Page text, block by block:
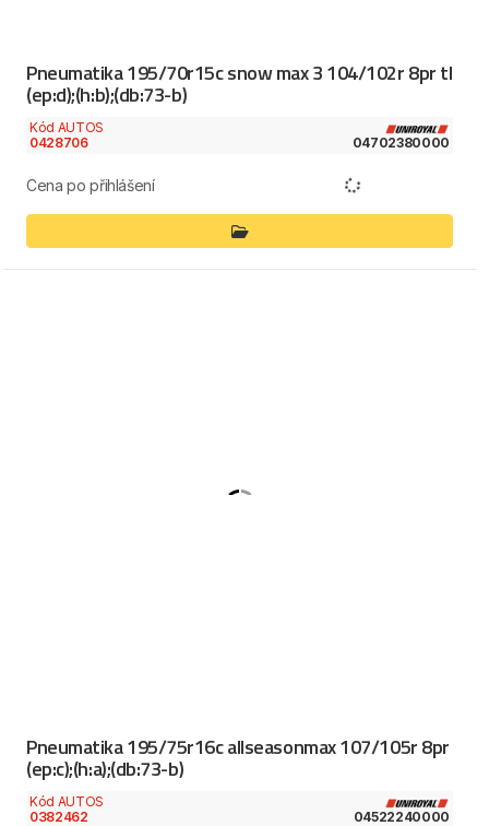
Pneumatika 195/70r15c snow max 3 104/102r 8pr tl
(ep:d);(h:b);(db:73-b)
Kód AUTOS
0428706
04702380000
Cena po přihlášení
Pneumatika 195/75r16c allseasonmax 107/105r 8pr
(ep:c);(h:a);(db:73-b)
Kód AUTOS
0382462
04522240000